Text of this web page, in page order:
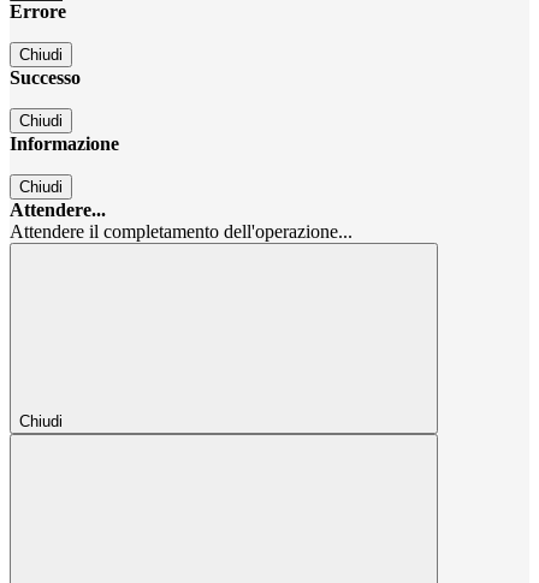
Errore
Chiudi
Successo
Chiudi
Informazione
Chiudi
Attendere...
Attendere il completamento dell'operazione...
Chiudi